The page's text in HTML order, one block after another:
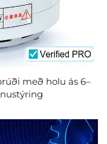
með holu ás 6–